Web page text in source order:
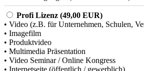
Profi Lizenz (49,00 EUR)
• Video (z.B. für Unternehmen, Schulen,
• Imagefilm
• Produktvideo
• Multimedia Präsentation
• Video Seminar / Online Kongress
• Internetseite (öffentlich / gewerblich)